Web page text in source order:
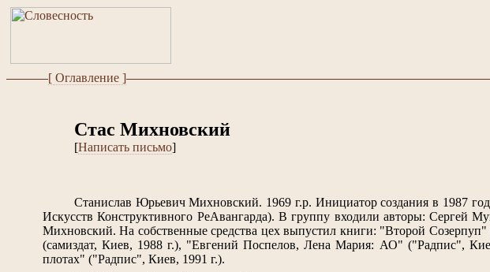
[ Оглавление ]
Стас Михновский
[Написать письмо]
Станислав Юрьевич Михновский. 1969 г.р. Инициатор создания в 1987
Искусств Конструктивного РеАвангарда). В группу входили авторы: Сергей
Михновский. На собственные средства цех выпустил книги: "Второй
(самиздат, Киев, 1988 г.), "Евгений Поспелов, Лена Мария: АО" ("Радпис",
плотах" ("Радпис", Киев, 1991 г.).